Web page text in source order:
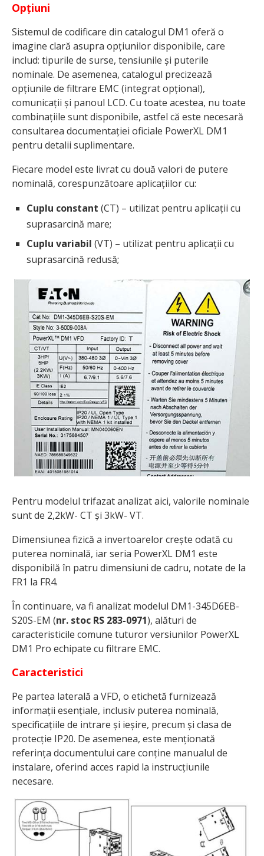
Opțiuni
Sistemul de codificare din catalogul DM1 oferă o
imagine clară asupra opțiunilor disponibile, care
includ: tipurile de surse, tensiunile și puterile
nominale. De asemenea, catalogul precizează
opțiunile de filtrare EMC (integrat opțional),
comunicații și panoul LCD. Cu toate acestea, nu toate
combinațiile sunt disponibile, astfel că este necesară
consultarea documentației oficiale PowerXL DM1
pentru detalii suplimentare.
Fiecare model este livrat cu două valori de putere
nominală, corespunzătoare aplicațiilor cu:
Cuplu constant (CT) – utilizat pentru aplicații cu
suprasarcină mare;
Cuplu variabil (VT) – utilizat pentru aplicații cu
suprasarcină redusă;
Pentru modelul trifazat analizat aici, valorile nominale
sunt de 2,2kW- CT și 3kW- VT.
Dimensiunea fizică a invertoarelor crește odată cu
puterea nominală, iar seria PowerXL DM1 este
disponibilă în patru dimensiuni de cadru, notate de la
FR1 la FR4.
În continuare, va fi analizat modelul DM1-345D6EB-
S20S-EM (nr. stoc RS 283-0971), alături de
caracteristicile comune tuturor versiunilor PowerXL
DM1 Pro echipate cu filtrare EMC.
Caracteristici
Pe partea laterală a VFD, o etichetă furnizează
informații esențiale, inclusiv puterea nominală,
specificațiile de intrare și ieșire, precum și clasa de
protecție IP20. De asemenea, este menționată
referința documentului care conține manualul de
instalare, oferind acces rapid la instrucțiunile
necesare.